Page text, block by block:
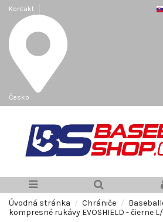
Kontakt
Česko
Úvodná stránka Chrániče
kompresné rukávy EVOSHIELD - čierne